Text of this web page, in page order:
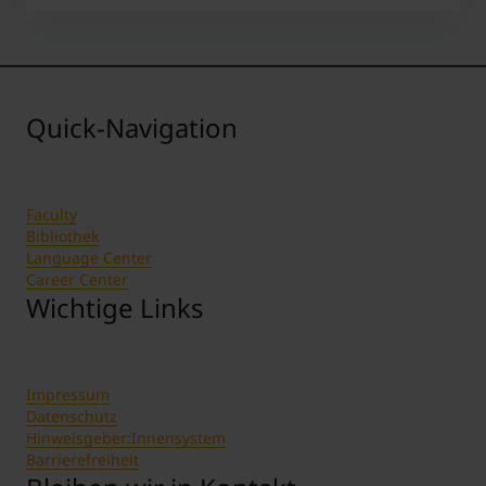
Quick-Navigation
Faculty
Bibliothek
Language Center
Career Center
Wichtige Links
Impressum
Datenschutz
Hinweisgeber:Innensystem
Barrierefreiheit